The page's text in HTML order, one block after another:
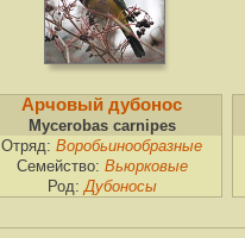
Арчовый дубонос
Mycerobas carnipes
Отряд:Воробьинообразные
Семейство: Вьюрковые
Род: Дубоносы